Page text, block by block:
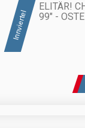
Innviertel
ELITÄR!
99" -